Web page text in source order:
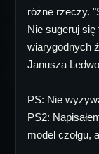
różne rzeczy.
Nie sugeruj
wiarygodnych
Janusza
PS: Nie
PS2:
model czołgu,